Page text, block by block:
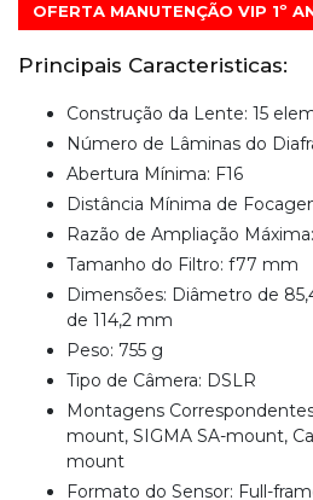
OFERTA MANUTENÇÃO VIP 1º
Principais Caracteristicas:
Construção da Lente: 15
Número de Lâminas do
Abertura Mínima: F16
Distância Mínima de
Razão de Ampliação Máxima:
Tamanho do Filtro: f77 mm
Dimensões: Diâmetro de
de 114,2 mm
Peso: 755 g
Tipo de Câmera: DSLR
Montagens
mount, SIGMA SA-mount,
mount
Formato do Sensor: Full-